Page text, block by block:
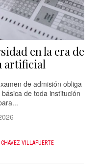
en la era de
artificial
de admisión obliga
de toda institución
VILLAFUERTE